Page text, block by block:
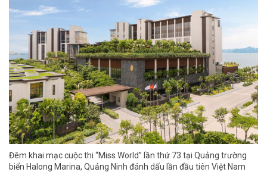
Đêm khai mạc cuộc thi “Miss World” lần thứ 73 tại Quảng trường
biển Halong Marina, Quảng Ninh đánh dấu lần đầu tiên Việt Nam